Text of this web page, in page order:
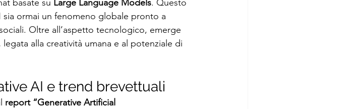
basate su Large Language Models. Questo
ormai un fenomeno globale pronto a
Oltre all’aspetto tecnologico, emerge
alla creatività umana e al potenziale di
AI e trend brevettuali
report “Generative Artificial